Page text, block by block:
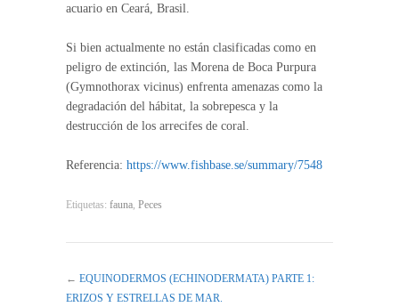
acuario en Ceará, Brasil.
Si bien actualmente no están clasificadas como en
peligro de extinción, las Morena de Boca Purpura
(Gymnothorax vicinus) enfrenta amenazas como la
degradación del hábitat, la sobrepesca y la
destrucción de los arrecifes de coral.
Referencia: https://www.fishbase.se/summary/7548
Etiquetas: fauna Peces
← EQUINODERMOS (ECHINODERMATA) PARTE 1:
ERIZOS Y ESTRELLAS DE MAR.